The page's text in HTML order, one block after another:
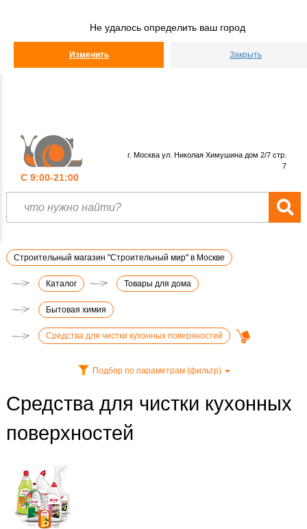
Не удалось определить ваш город
Изменить Закрыть
С 9:00-21:00
г. Москва ул. Николая Химушина дом 2/7 стр.
7
Строительный магазин "Строительный мир" в Москве
Каталог Товары для дома
Бытовая химия
Средства для чистки кухонных поверхностей
Подбор по параметрам (фильтр)
Средства для чистки кухонных
поверхностей